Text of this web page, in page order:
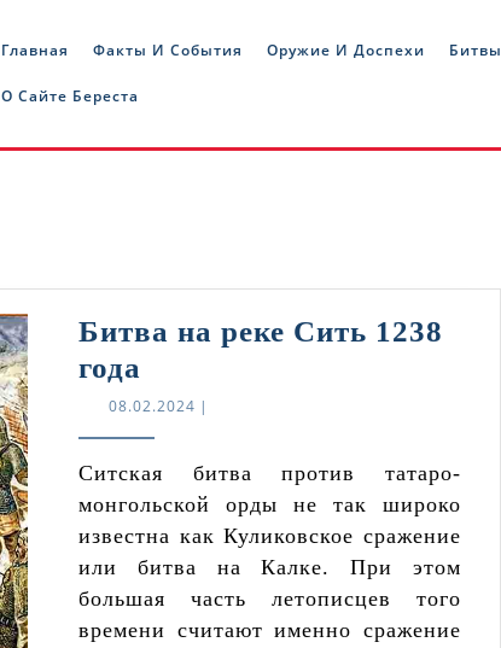
Главная Факты И События Оружие И Доспехи Битвы
О Сайте Береста
Битва на реке Сить 1238
года
на
реке
Сить
1238
года
08.02.202408.02.2024
|
Ситская битва против татаро-
монгольской орды не так широко
известна как Куликовское сражение
или битва на Калке. При этом
большая часть летописцев того
времени считают именно сражение